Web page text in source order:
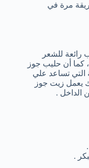
مرة في
للشعر
كما أن حليب جوز
التي تساعد علي
يعمل زيت جوز
الداخل .